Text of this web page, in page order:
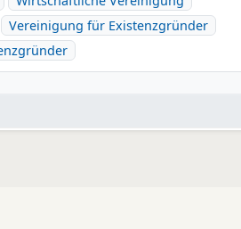
Vereinigung für Existenzgründer